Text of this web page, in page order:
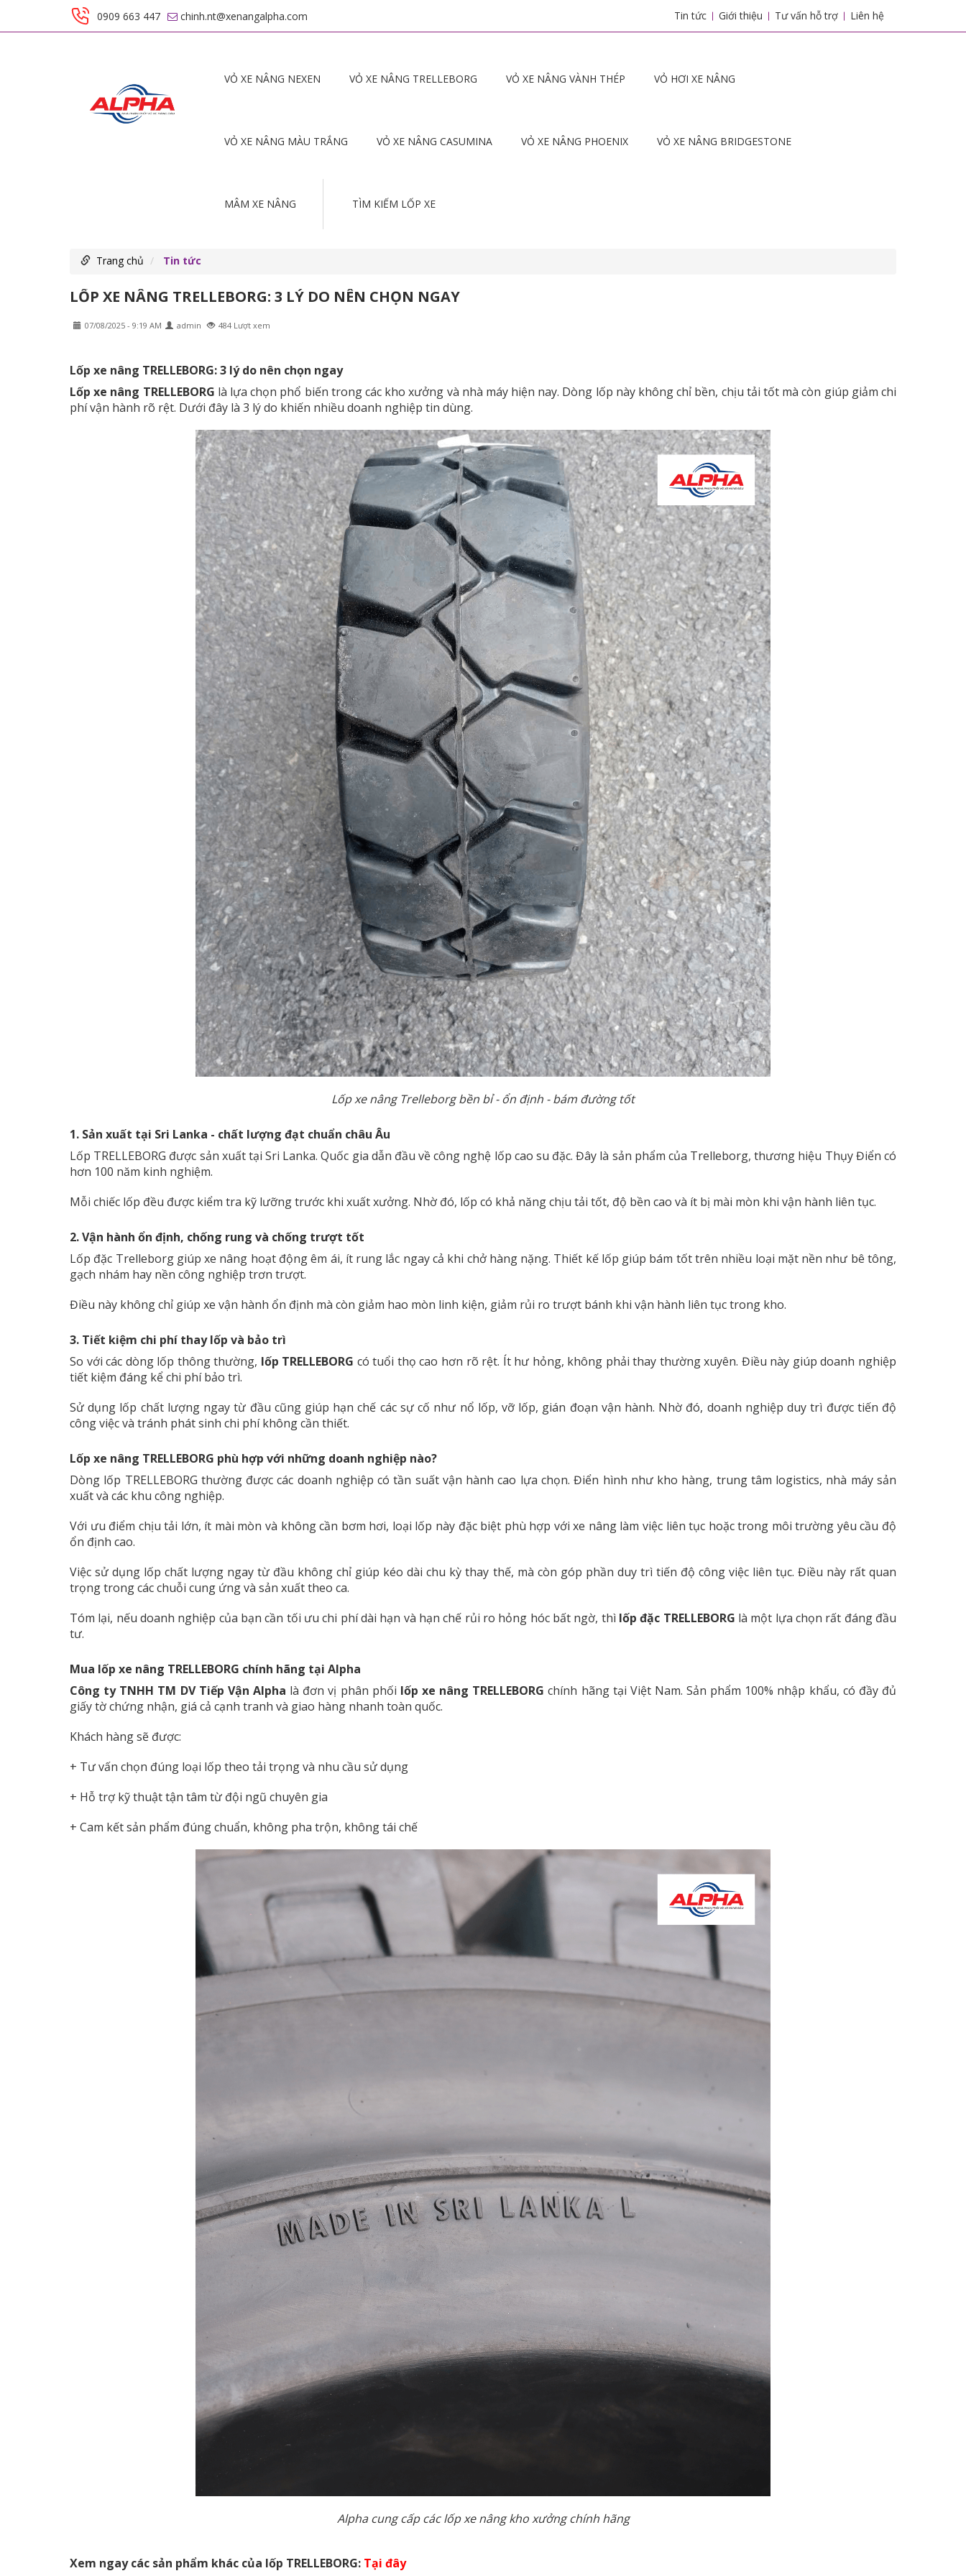
0909 663 447 chinh.nt@xenangalpha.com Tin tức Giới thiệu Tư vấn hỗ trợ Liên hệ
VỎ XE NÂNG NEXEN VỎ XE NÂNG TRELLEBORG VỎ XE NÂNG VÀNH THÉP VỎ HƠI XE NÂNG
VỎ XE NÂNG MÀU TRẮNG VỎ XE NÂNG CASUMINA VỎ XE NÂNG PHOENIX VỎ XE NÂNG BRIDGESTONE
MÂM XE NÂNG TÌM KIẾM LỐP XE
Trang chủ Tin tức
LỐP XE NÂNG TRELLEBORG: 3 LÝ DO NÊN CHỌN NGAY
07/08/2025 - 9:19 AM admin 484 Lượt xem
Lốp xe nâng TRELLEBORG: 3 lý do nên chọn ngay
Lốp xe nâng TRELLEBORG là lựa chọn phổ biến trong các kho xưởng và nhà máy hiện nay. Dòng lốp này không chỉ bền, chịu tải tốt mà còn giúp giảm chi
phí vận hành rõ rệt. Dưới đây là 3 lý do khiến nhiều doanh nghiệp tin dùng.
Lốp xe nâng Trelleborg bền bỉ - ổn định - bám đường tốt
1. Sản xuất tại Sri Lanka - chất lượng đạt chuẩn châu Âu
Lốp TRELLEBORG được sản xuất tại Sri Lanka. Quốc gia dẫn đầu về công nghệ lốp cao su đặc. Đây là sản phẩm của Trelleborg, thương hiệu Thụy Điển có
hơn 100 năm kinh nghiệm.
Mỗi chiếc lốp đều được kiểm tra kỹ lưỡng trước khi xuất xưởng. Nhờ đó, lốp có khả năng chịu tải tốt, độ bền cao và ít bị mài mòn khi vận hành liên tục.
2. Vận hành ổn định, chống rung và chống trượt tốt
Lốp đặc Trelleborg giúp xe nâng hoạt động êm ái, ít rung lắc ngay cả khi chở hàng nặng. Thiết kế lốp giúp bám tốt trên nhiều loại mặt nền như bê tông,
gạch nhám hay nền công nghiệp trơn trượt.
Điều này không chỉ giúp xe vận hành ổn định mà còn giảm hao mòn linh kiện, giảm rủi ro trượt bánh khi vận hành liên tục trong kho.
3. Tiết kiệm chi phí thay lốp và bảo trì
So với các dòng lốp thông thường, lốp TRELLEBORG có tuổi thọ cao hơn rõ rệt. Ít hư hỏng, không phải thay thường xuyên. Điều này giúp doanh nghiệp
tiết kiệm đáng kể chi phí bảo trì.
Sử dụng lốp chất lượng ngay từ đầu cũng giúp hạn chế các sự cố như nổ lốp, vỡ lốp, gián đoạn vận hành. Nhờ đó, doanh nghiệp duy trì được tiến độ
công việc và tránh phát sinh chi phí không cần thiết.
Lốp xe nâng TRELLEBORG phù hợp với những doanh nghiệp nào?
Dòng lốp TRELLEBORG thường được các doanh nghiệp có tần suất vận hành cao lựa chọn. Điển hình như kho hàng, trung tâm logistics, nhà máy sản
xuất và các khu công nghiệp.
Với ưu điểm chịu tải lớn, ít mài mòn và không cần bơm hơi, loại lốp này đặc biệt phù hợp với xe nâng làm việc liên tục hoặc trong môi trường yêu cầu độ
ổn định cao.
Việc sử dụng lốp chất lượng ngay từ đầu không chỉ giúp kéo dài chu kỳ thay thế, mà còn góp phần duy trì tiến độ công việc liên tục. Điều này rất quan
trọng trong các chuỗi cung ứng và sản xuất theo ca.
Tóm lại, nếu doanh nghiệp của bạn cần tối ưu chi phí dài hạn và hạn chế rủi ro hỏng hóc bất ngờ, thì lốp đặc TRELLEBORG là một lựa chọn rất đáng đầu
tư.
Mua lốp xe nâng TRELLEBORG chính hãng tại Alpha
Công ty TNHH TM DV Tiếp Vận Alpha là đơn vị phân phối lốp xe nâng TRELLEBORG chính hãng tại Việt Nam. Sản phẩm 100% nhập khẩu, có đầy đủ
giấy tờ chứng nhận, giá cả cạnh tranh và giao hàng nhanh toàn quốc.
Khách hàng sẽ được:
+ Tư vấn chọn đúng loại lốp theo tải trọng và nhu cầu sử dụng
+ Hỗ trợ kỹ thuật tận tâm từ đội ngũ chuyên gia
+ Cam kết sản phẩm đúng chuẩn, không pha trộn, không tái chế
Alpha cung cấp các lốp xe nâng kho xưởng chính hãng
Xem ngay các sản phẩm khác của lốp TRELLEBORG: Tại đây